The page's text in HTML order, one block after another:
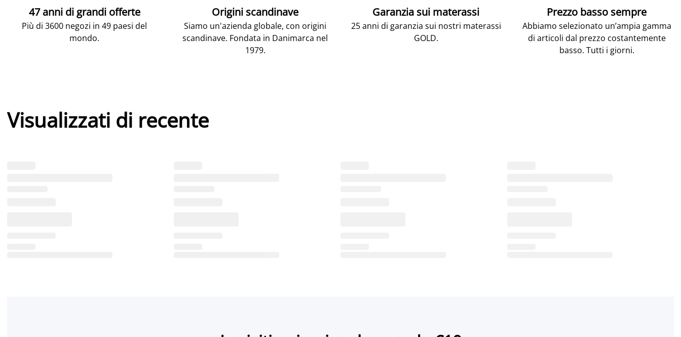
47 anni di grandi offerte
Più di 3600 negozi in 49 paesi del
mondo.
Origini scandinave
Siamo un'azienda globale, con origini
scandinave. Fondata in Danimarca nel
1979.
Garanzia sui materassi
25 anni di garanzia sui nostri materassi
GOLD.
Prezzo basso sempre
Abbiamo selezionato un’ampia gamma
di articoli dal prezzo costantemente
basso. Tutti i giorni.
Visualizzati di recente